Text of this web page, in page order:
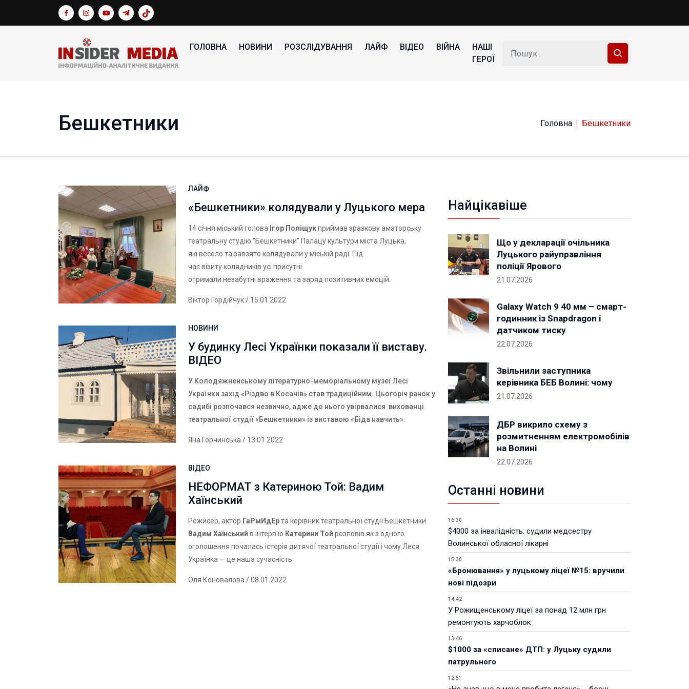
ГОЛОВНА НОВИНИ РОЗСЛІДУВАННЯ ЛАЙФ ВІДЕО ВІЙНА
НАШІ
ГЕРОЇ
Бешкетники Головна Бешкетники
ЛАЙФ
«Бешкетники» колядували у Луцького мера
14 січня міський голова Ігор Поліщукприймав зразкову аматорську
театральну студію "Бешкетники" Палацу культури міста Луцька,
які весело та завзято колядували у міській раді. Під
час візиту колядників усі присутні
отримали незабутні враження та заряд позитивних емоцій.
Віктор Гордійчук/ 15.01.2022
НОВИНИ
У будинку Лесі Українки показали її виставу.
ВІДЕО
У Колодяжненському літературно-меморіальному музеї Лесі
Українки захід «Різдво в Косачів» став традиційним. Цьогоріч ранок у
садибі розпочався незвично, адже до нього увірвалися вихованці
театральної студії «Бешкетники» із виставою «Біда навчить».
Яна Горчинська / 13.01.2022
ВІДЕО
НЕФОРМАТ з Катериною Той: Вадим
Хаїнський
Режисер, актор ГаРмИдЕрта керівник театральної студії Бешкетники
Вадим Хаїнський в інтерв'ю Катерини Той розповів як з одного
оголошення почалась історія дитячої театральної студії і чому Леся
Українка — це наша сучасність.
Оля Коновалова / 08.01.2022
Найцікавіше
Що у декларації очільника
Луцького райуправління
поліції Ярового
21.07.2026
Galaxy Watch 9 40 мм – смарт-
годинник із Snapdragon і
датчиком тиску
22.07.2026
Звільнили заступника
керівника БЕБ Волині: чому
21.07.2026
ДБР викрило схему з
розмитненням електромобілів
на Волині
22.07.2026
Останні новини
16:30
$4000 за інвалідність: судили медсестру
Волинської обласної лікарні
15:30
«Бронювання» у луцькому ліцеї №15: вручили
нові підозри
14:42
У Рожищенському ліцеї за понад 12 млн грн
ремонтують харчоблок
13:46
$1000 за «списане» ДТП: у Луцьку судили
патрульного
12:51